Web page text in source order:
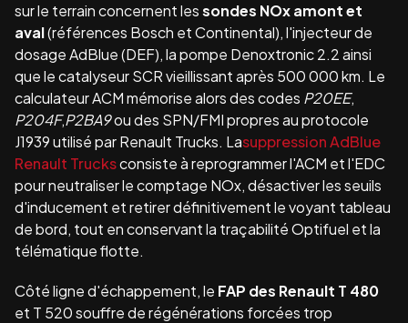
sur le terrain concernent lessondes NOx amont et
aval(références Bosch et Continental), l'injecteur de
dosage AdBlue (DEF), la pompe Denoxtronic 2.2 ainsi
que le catalyseur SCR vieillissant après 500 000 km. Le
calculateur ACM mémorise alors des codes P20EE,
P204F,P2BA9ou des SPN/FMI propres au protocole
J1939 utilisé par Renault Trucks. Lasuppression AdBlue
Renault Trucksconsiste à reprogrammer l'ACM et l'EDC
pour neutraliser le comptage NOx, désactiver les seuils
d'inducement et retirer définitivement le voyant tableau
de bord, tout en conservant la traçabilité Optifuel et la
télématique flotte.
Côté ligne d'échappement, le FAP des Renault T 480
et T 520 souffre de régénérations forcées trop